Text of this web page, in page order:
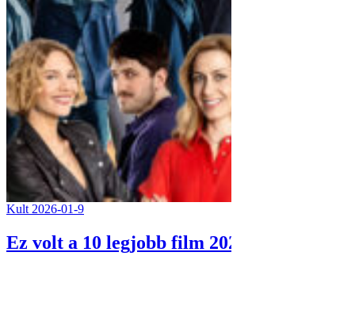
Kult 2026-01-9
Ez volt a 10 legjobb film 2025-ben a